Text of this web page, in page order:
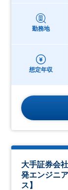
勤務地
想定年収
大手証券会
発エンジニ
ス】